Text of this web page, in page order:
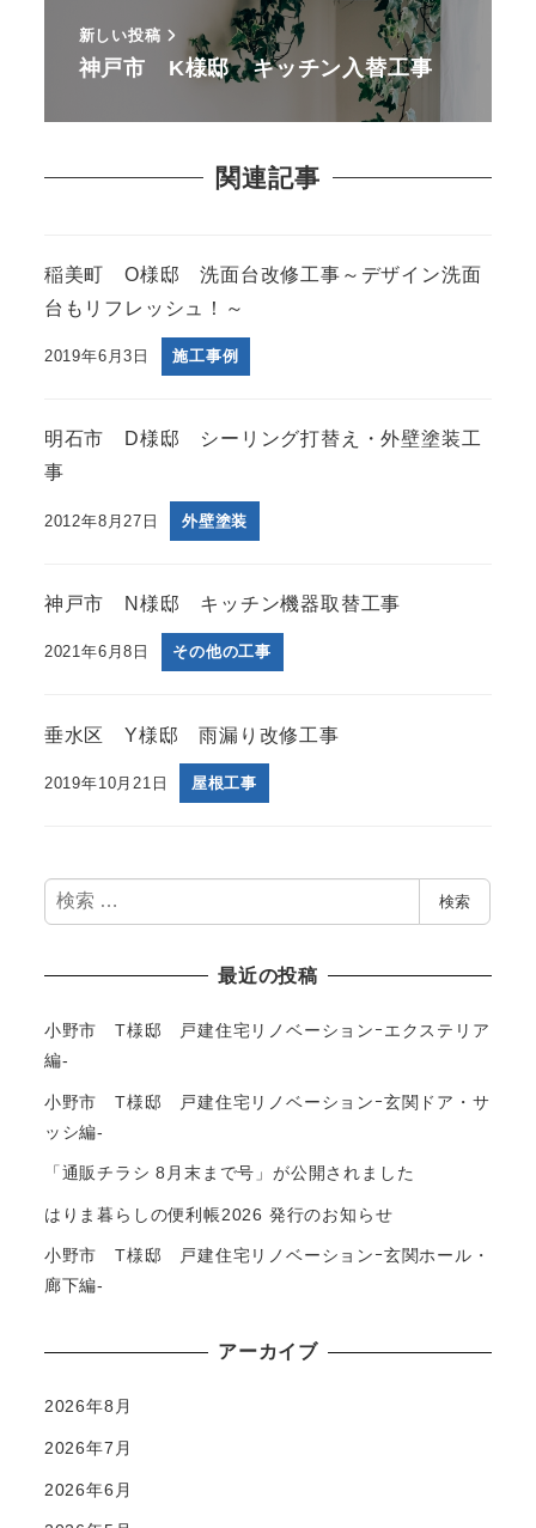
新しい投稿
神戸市 K様邸 キッチン入替工事
関連記事
稲美町 O様邸 洗面台改修工事～デザイン洗面
台もリフレッシュ！～
2019年6月3日 施工事例
明石市 D様邸 シーリング打替え・外壁塗装工
事
2012年8月27日 外壁塗装
神戸市 N様邸 キッチン機器取替工事
2021年6月8日 その他の工事
垂水区 Y様邸 雨漏り改修工事
2019年10月21日 屋根工事
検
索
検索
最近の投稿
小野市 T様邸 戸建住宅リノベーションｰエクステリア
編-
小野市 T様邸 戸建住宅リノベーションｰ玄関ドア・サ
ッシ編-
「通販チラシ 8月末まで号」が公開されました
はりま暮らしの便利帳2026 発行のお知らせ
小野市 T様邸 戸建住宅リノベーションｰ玄関ホール・
廊下編-
アーカイブ
2026年8月
2026年7月
2026年6月